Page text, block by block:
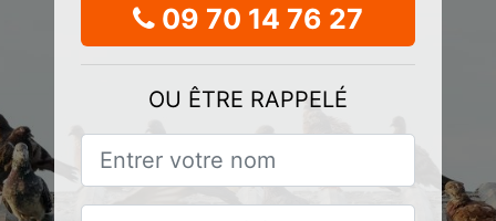
09 70 14 76 27
OU ÊTRE RAPPELÉ